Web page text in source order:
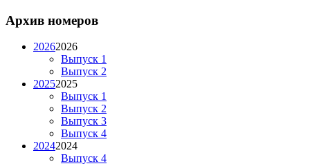
Архив номеров
20262026
Выпуск 1
Выпуск 2
20252025
Выпуск 1
Выпуск 2
Выпуск 3
Выпуск 4
20242024
Выпуск 4